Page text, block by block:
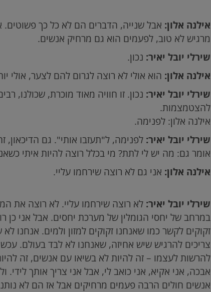
אילנה אלון: אבל שנייה, הדברים הם לא כל כך
מרגיש לא טוב, לפעמים הוא גם מרחיק אנשים.
שירלי יובל יאיר: נכון.
אילנה אלון: הוא אולי לא רוצה לגרום להם לצער, אולי
שירלי יובל יאיר: נכון. זו חוויה מאוד מוכרת, שכולנו,
להצטמצמות.
אילנה אלון: לפנימה.
שירלי יובל יאיר: לפנימה, ל"תעזבו אותי". גם
אומר גם: מה יש לי לתת? מי בכלל רוצה להיות איתי
אילנה אלון: אני גם לא רוצה שירחמו עליי.
שירלי יובל יאיר: לא רוצה שירחמו עליי. לא רוצה את
במרחב של יחסי הגומלין של מערכת יחסים. אבל אני כן
זקוקים לקשר כמו שאנחנו זקוקים למזון ולמים. אנחנו
צריכים להרגיש שיש אחיזה, שאנחנו לא לבד בעולם.
להרשות לעצמו – זה להיות לא בשיאו עם אנשים, זה
אבכה, אני אקיא, אני כואב לי, אבל אני צריך אותך
אנשים חולים הרבה פעמים מרחיקים אבל אז הם לא